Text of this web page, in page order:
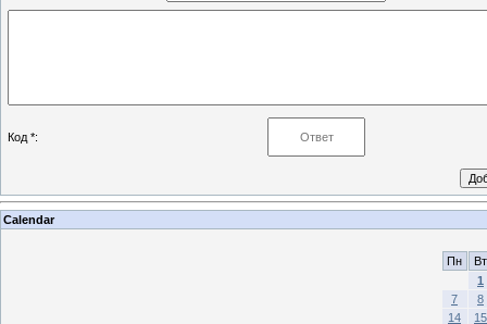
Код *:
Calendar
Пн
Вт
1
7
8
14
15